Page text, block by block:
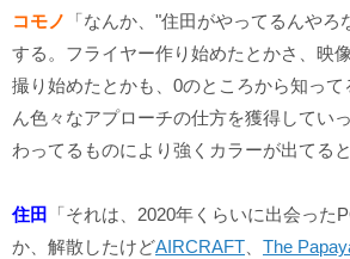
コモノ
「なんか、"住田がやってるんや
する。フライヤー作り始めたとかさ、映
撮り始めたとかも、0のところから知っ
ん色々なアプローチの仕方を獲得してい
わってるものにより強くカラーが出てると
住田
「それは、2020年くらいに出会った
か、解散したけどAIRCRAFT The